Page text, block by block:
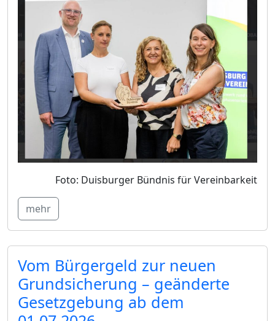
Foto: Duisburger Bündnis für Vereinbarkeit
mehr
Vom Bürgergeld zur neuen
Grundsicherung – geänderte
Gesetzgebung ab dem